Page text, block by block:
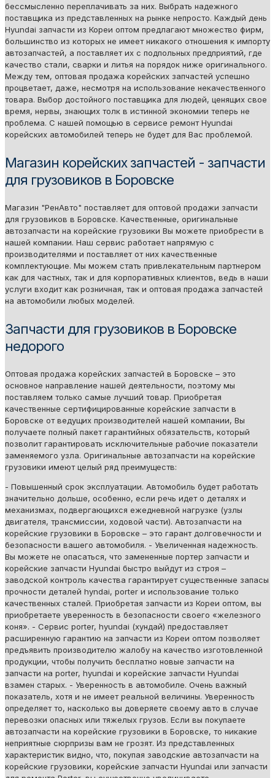
бессмысленно переплачивать за них. Выбрать надежного
поставщика из представленных на рынке непросто. Каждый день
Hyundai запчасти из Кореи оптом предлагают множество фирм,
большинство из которых не имеет никакого отношения к импорту
автозапчастей, а поставляет их с подпольных предприятий, где
качество стали, сварки и литья на порядок ниже оригинального.
Между тем, оптовая продажа корейских запчастей успешно
процветает, даже, несмотря на использование некачественного
товара. Выбор достойного поставщика для людей, ценящих свое
время, нервы, знающих толк в истинной экономии теперь не
проблема. С нашей помощью в сервисе ремонт Hyundai
корейских автомобилей теперь не будет для Вас проблемой.
Магазин корейских запчастей - запчасти
для грузовиков в Боровске
Магазин "РенАвто" поставляет для оптовой продажи запчасти
для грузовиков в Боровске. Качественные, оригинальные
автозапчасти на корейские грузовики Вы можете приобрести в
нашей компании. Наш сервис работает напрямую с
производителями и поставляет от них качественные
комплектующие. Мы можем стать привлекательным партнером
как для частных, так и для корпоративных клиентов, ведь в наши
услуги входит как розничная, так и оптовая продажа запчастей
на автомобили любых моделей.
Запчасти для грузовиков в Боровске
недорого
Оптовая продажа корейских запчастей в Боровске – это
основное направление нашей деятельности, поэтому мы
поставляем только самые лучший товар. Приобретая
качественные сертифицированные корейские запчасти в
Боровске от ведущих производителей нашей компании, Вы
получаете полный пакет гарантийных обязательств, который
позволит гарантировать исключительные рабочие показатели
заменяемого узла. Оригинальные автозапчасти на корейские
грузовики имеют целый ряд преимуществ:
- Повышенный срок эксплуатации. Автомобиль будет работать
значительно дольше, особенно, если речь идет о деталях и
механизмах, подвергающихся ежедневной нагрузке (узлы
двигателя, трансмиссии, ходовой части). Автозапчасти на
корейские грузовики в Боровске – это гарант долговечности и
безопасности вашего автомобиля. - Увеличенная надежность.
Вы можете не опасаться, что замененные портер запчасти и
корейские запчасти Hyundai быстро выйдут из строя –
заводской контроль качества гарантирует существенные запасы
прочности деталей hyndai, porter и использование только
качественных сталей. Приобретая запчасти из Кореи оптом, вы
приобретаете уверенность в безопасности своего «железного
коня». - Сервис porter, hyundai (хундай) предоставляет
расширенную гарантию на запчасти из Кореи оптом позволяет
предъявить производителю жалобу на качество изготовленной
продукции, чтобы получить бесплатно новые запчасти на
запчасти на porter, hyundai и корейские запчасти Hyundai
взамен старых. - Уверенность в автомобиле. Очень важный
показатель, хотя и не имеет реальной величины. Уверенность
определяет то, насколько вы доверяете своему авто в случае
перевозки опасных или тяжелых грузов. Если вы покупаете
автозапчасти на корейские грузовики в Боровске, то никакие
неприятные сюрпризы вам не грозят. Из представленных
характеристик видно, что, покупая заводские автозапчасти на
корейские грузовики, корейские запчасти Hyundai или запчасти